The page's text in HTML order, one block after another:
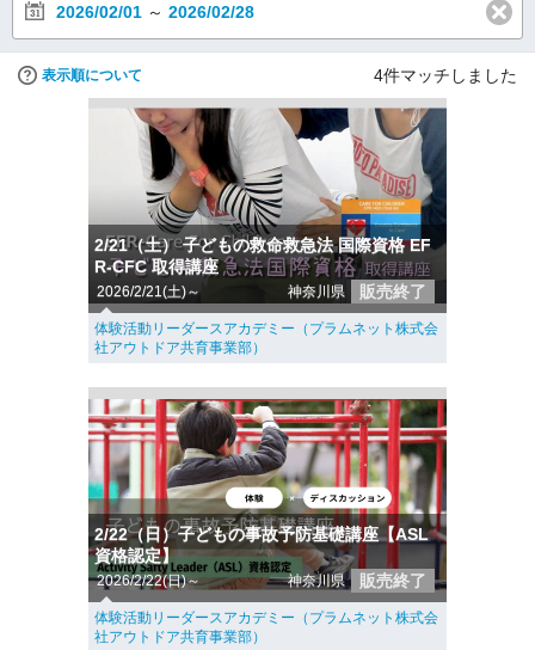
2026/02/01 ～ 2026/02/28
表示順について 4件マッチしました
2/21（土） 子どもの救命救急法 国際資格 EF
R-CFC 取得講座
2026/2/21(土)～ 神奈川県 販売終了
体験活動リーダースアカデミー（プラムネット株式会
社アウトドア共育事業部）
2/22（日）子どもの事故予防基礎講座【ASL
資格認定】
2026/2/22(日)～ 神奈川県 販売終了
体験活動リーダースアカデミー（プラムネット株式会
社アウトドア共育事業部）